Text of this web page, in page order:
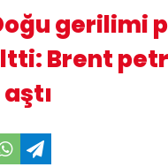
gerilimi
Brent